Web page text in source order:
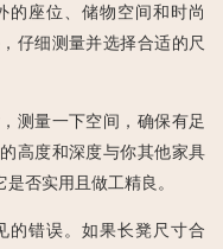
的座位、储物空间和时尚
仔细测量并选择合适的尺
测量一下空间，确保有足
高度和深度与你其他家具
否实用且做工精良。
的错误。如果长凳尺寸合